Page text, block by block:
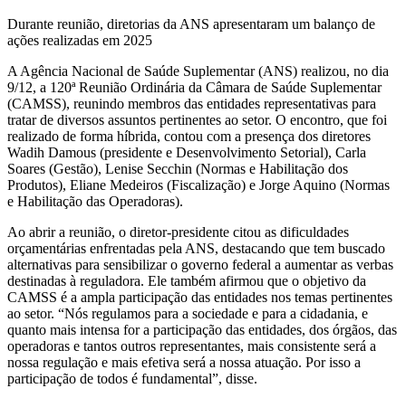
Durante reunião, diretorias da ANS apresentaram um balanço de
ações realizadas em 2025
A Agência Nacional de Saúde Suplementar (ANS) realizou, no dia
9/12, a 120ª Reunião Ordinária da Câmara de Saúde Suplementar
(CAMSS), reunindo membros das entidades representativas para
tratar de diversos assuntos pertinentes ao setor. O encontro, que foi
realizado de forma híbrida, contou com a presença dos diretores
Wadih Damous (presidente e Desenvolvimento Setorial), Carla
Soares (Gestão), Lenise Secchin (Normas e Habilitação dos
Produtos), Eliane Medeiros (Fiscalização) e Jorge Aquino (Normas
e Habilitação das Operadoras).
Ao abrir a reunião, o diretor-presidente citou as dificuldades
orçamentárias enfrentadas pela ANS, destacando que tem buscado
alternativas para sensibilizar o governo federal a aumentar as verbas
destinadas à reguladora. Ele também afirmou que o objetivo da
CAMSS é a ampla participação das entidades nos temas pertinentes
ao setor. “Nós regulamos para a sociedade e para a cidadania, e
quanto mais intensa for a participação das entidades, dos órgãos, das
operadoras e tantos outros representantes, mais consistente será a
nossa regulação e mais efetiva será a nossa atuação. Por isso a
participação de todos é fundamental”, disse.